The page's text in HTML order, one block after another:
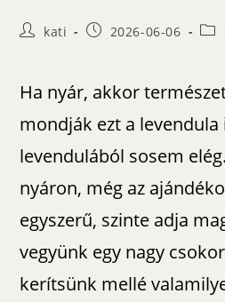
Postkati
Post2026-06-06
Ha nyár, akkor
mondják ezt a
levendulából sosem
nyáron, még az
egyszerű, szinte adja
vegyünk egy nagy
kerítsünk mellé